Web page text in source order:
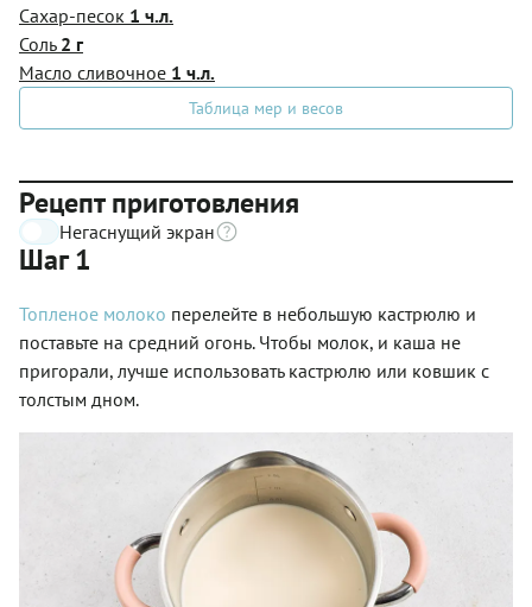
Сахар-песок 1 ч.л.
Соль 2 г
Масло сливочное 1 ч.л.
Таблица мер и весов
Рецепт приготовления
Негаснущий экран
Шаг 1
Топленое молоко перелейте в небольшую кастрюлю и
поставьте на средний огонь. Чтобы молок, и каша не
пригорали, лучше использовать кастрюлю или ковшик с
толстым дном.